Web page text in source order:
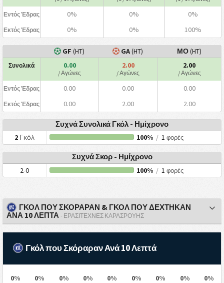
Εντός Έδρας 0% 0% 0%
Εκτός Έδρας 0% 0% 100%
GF (HT) GA(HT) ΜΟ(HT)
Συνολικά 0.00
/ Αγώνες
2.00
/ Αγώνες
2.00
/ Αγώνες
Εντός Έδρας 0.00 0.00 0.00
Εκτός Έδρας 0.00 2.00 2.00
Συχνά Συνολικά Γκόλ - Ημίχρονο
2 Γκόλ 100% / 1φορές
Συχνά Σκορ - Ημίχρονο
2-0 100% / 1φορές
ΓΚΟΛ ΠΟΥ ΣΚΟΡΑΡΑΝ & ΓΚΟΛ ΠΟΥ ΔΕΧΤΗΚΑΝ
ΑΝΑ 10 ΛΕΠΤΑ - ΕΡΑΣΙΤΈΧΝΕΣ ΚΑΡΛΣΡΟΎΗΣ
Γκόλ που Σκόραραν Ανά 10 Λεπτά
0% 0% 0% 0% 0% 0% 0% 0% 0%